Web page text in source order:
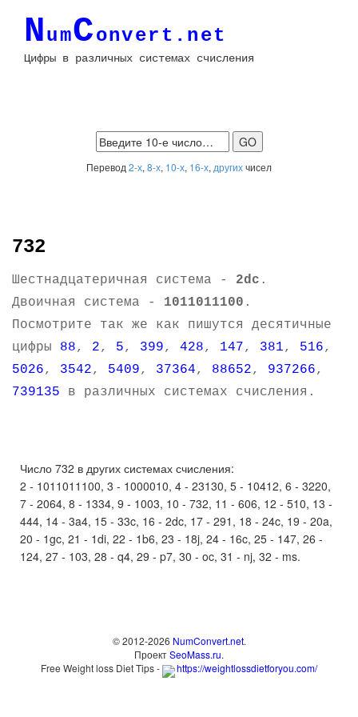
NumConvert.net
Цифры в различных системах счисления
Перевод 2-х, 8-х, 10-х, 16-х, другихчисел
732
Шестнадцатеричная система - 2dc .
Двоичная система - 1011011100 .
Посмотрите так же как пишутся десятичные
цифры 88, 2, 5, 399, 428, 147, 381, 516,
5026, 3542, 5409, 37364, 88652, 937266,
739135 в различных системах счисления.
Число 732 в других системах счисления:
2 - 1011011100, 3 - 1000010, 4 - 23130, 5 - 10412, 6 - 3220,
7 - 2064, 8 - 1334, 9 - 1003, 10 - 732, 11 - 606, 12 - 510, 13 -
444, 14 - 3a4, 15 - 33c, 16 - 2dc, 17 - 291, 18 - 24c, 19 - 20a,
20 - 1gc, 21 - 1di, 22 - 1b6, 23 - 18j, 24 - 16c, 25 - 147, 26 -
124, 27 - 103, 28 - q4, 29 - p7, 30 - oc, 31 - nj, 32 - ms.
© 2012-2026 NumConvert.net.
ПроектSeoMass.ru.
Free Weight loss Diet Tips -
https://weightlossdietforyou.com/